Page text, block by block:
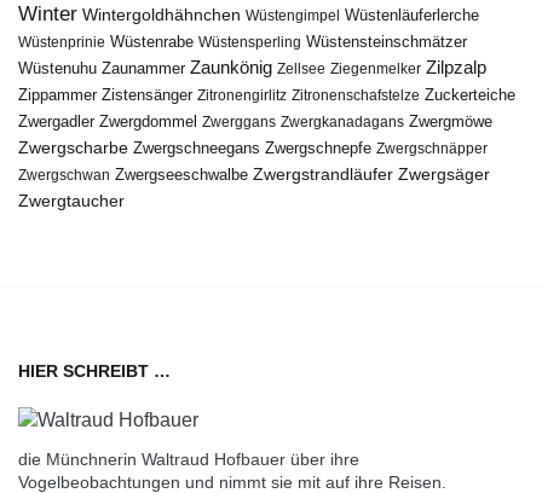
Winter Wintergoldhähnchen Wüstengimpel Wüstenläuferlerche
Wüstenprinie Wüstenrabe Wüstensperling Wüstensteinschmätzer
Wüstenuhu Zaunammer Zaunkönig Zellsee Ziegenmelker Zilpzalp
Zippammer Zistensänger Zitronengirlitz Zitronenschafstelze Zuckerteiche
Zwergadler Zwergdommel Zwerggans Zwergkanadagans Zwergmöwe
Zwergscharbe Zwergschneegans Zwergschnepfe Zwergschnäpper
Zwergschwan Zwergseeschwalbe Zwergstrandläufer Zwergsäger
Zwergtaucher
HIER SCHREIBT …
die Münchnerin Waltraud Hofbauer über ihre
Vogelbeobachtungen und nimmt sie mit auf ihre Reisen.